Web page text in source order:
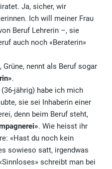
Ja, sicher, wir
Ich will meiner Frau
Beruf Lehrerin –, sie
auch noch «Beraterin»
Grüne, nennt als Beruf sogar
.
(36-jährig) habe ich mich
sie sei Inhaberin einer
denn beim Beruf steht,
. Wie heisst ihr
«Hast du noch kein
sowieso satt, irgendwas
schreibt man bei